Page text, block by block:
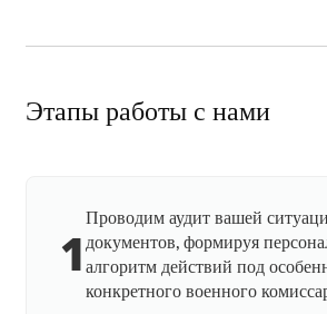
Этапы работы с нами
1
Проводим аудит вашей
документов, формируя
алгоритм действий под
конкретного военного